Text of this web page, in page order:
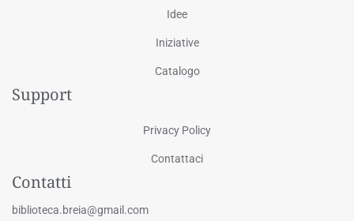
Idee
Iniziative
Catalogo
Support
Privacy Policy
Contattaci
Contatti
biblioteca.breia@gmail.com